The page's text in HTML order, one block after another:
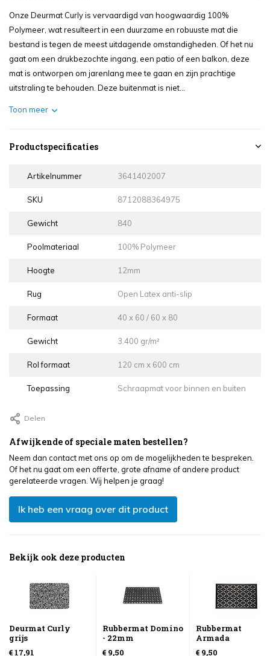
Onze Deurmat Curly is vervaardigd van hoogwaardig 100%
Polymeer, wat resulteert in een duurzame en robuuste mat die
bestand is tegen de meest uitdagende omstandigheden. Of het nu
gaat om een drukbezochte ingang, een patio of een balkon, deze
mat is ontworpen om jarenlang mee te gaan en zijn prachtige
uitstraling te behouden. Deze buitenmat is niet...
Toon meer
Productspecificaties
Artikelnummer 3641402007
SKU 8712088364975
Gewicht 840
Poolmateriaal 100% Polymeer
Hoogte 12mm
Rug Open Latex anti-slip
Formaat 40 x 60 / 60 x 80
Gewicht 3.400 gr/m²
Rol formaat 120 cm x 600 cm
Toepassing Schraapmat voor binnen en buiten
Delen
Afwijkende of speciale maten bestellen?
Neem dan contact met ons op om de mogelijkheden te bespreken.
Of het nu gaat om een offerte, grote afname of andere product
gerelateerde vragen. Wij helpen je graag!
Ik heb een vraag over dit product
Bekijk ook deze producten
Deurmat Curly
grijs
€ 17,91
Rubbermat Domino
- 22mm
€ 9,50
Rubbermat
Armada
€ 9,50